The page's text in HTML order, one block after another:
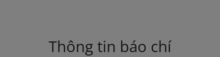
Thông tin báo chí